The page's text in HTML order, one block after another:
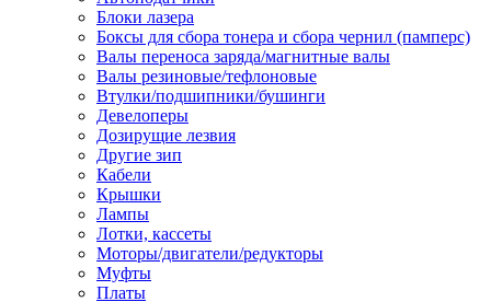
din 46236
Наконечник-гильза для медных
проводников
Пружина постоянного давления
Сжим ответвительный,
Ящик для хранения инструмента и
Блоки лазера
Боксы для сбора тонера и сбора чернил (памперс)
Валы переноса заряда/магнитные валы
Валы резиновые/тефлоновые
Втулки/подшипники/бушинги
Девелоперы
Дозирущие лезвия
Другие зип
Кабели
Крышки
Лампы
Лотки, кассеты
Моторы/двигатели/редукторы
Муфты
Платы